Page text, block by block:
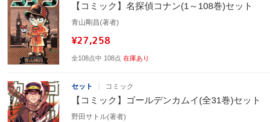
【コミック】名探偵コナン(1～108巻)セット
青山剛昌(著者)
¥27,258
全108点中 108点 在庫あり
セット コミック
【コミック】ゴールデンカムイ(全31巻)セット
野田サトル(著者)